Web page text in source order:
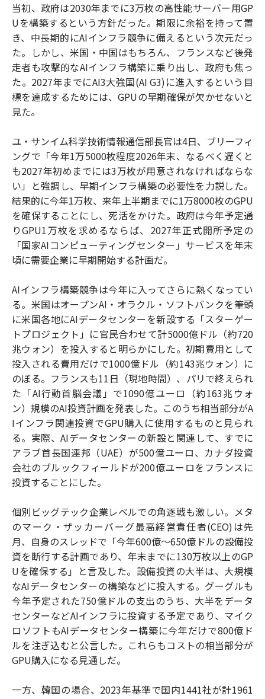
当初、政府は2030年までに3万枚の高性能サーバー用GP
Uを構築するという方針だった。期限に余裕を持って置
き、中長期的にAIインフラ競争に備えるという次元だっ
た。しかし、米国・中国はもちろん、フランスなど後発
走者も攻撃的なAIインフラ構築に乗り出し、政府も焦っ
た。2027年までにAI3大強国(AI G3)に進入するという目
標を達成するためには、GPUの早期確保が欠かせないと
見た。
ユ・サンイム科学技術情報通信部長官は4日、ブリーフィ
ングで「今年1万5000枚程度2026年末、なるべく遅くと
も2027年初めまでには3万枚が用意されなければならな
い」と強調し、早期インフラ構築の必要性を力説した。
結果的に今年1万枚、来年上半期までに1万8000枚のGPU
を確保することにし、死活をかけた。政府は今年予定通
りGPU1万枚を求めるならば、2027年正式開所予定の
「国家AIコンピューティングセンター」サービスを年末
頃に需要企業に早期開始する計画だ。
AIインフラ構築競争は今年に入ってさらに熱くなってい
る。米国はオープンAI・オラクル・ソフトバンクを筆頭
に米国各地にAIデータセンターを新設する「スターゲー
トプロジェクト」に官民合わせて計5000億ドル（約720
兆ウォン）を投入すると明らかにした。初期費用として
投入される費用だけで1000億ドル（約143兆ウォン）に
のぼる。フランスも11日（現地時間）、パリで終えられ
た「AI行動首脳会議」で1090億ユーロ（約163兆ウォ
ン）規模のAI投資計画を発表した。このうち相当部分がA
Iインフラ関連投資でGPU購入に使用するものと見られ
る。実際、AIデータセンターの新設と関連して、すでに
アラブ首長国連邦（UAE）が500億ユーロ、カナダ投資
会社のブルックフィールドが200億ユーロをフランスに
投資することにした。
個別ビッグテック企業レベルでの角逐戦も激しい。メタ
のマーク・ザッカーバーグ最高経営責任者(CEO)は先
月、自身のスレッドで「今年600億～650億ドルの設備投
資を断行する計画であり、年末までに130万枚以上のGP
Uを確保する」と言及した。設備投資の大半は、大規模
なAIデータセンターの構築などに投入する。グーグルも
今年予定された750億ドルの支出のうち、大半をデータ
センターなどAIインフラに投資する予定であり、マイク
ロソフトもAIデータセンター構築に今年だけで800億ド
ルを注ぎ込むと公言した。これらもコストの相当部分が
GPU購入になる見通しだ。
一方、韓国の場合、2023年基準で国内1441社が計1961